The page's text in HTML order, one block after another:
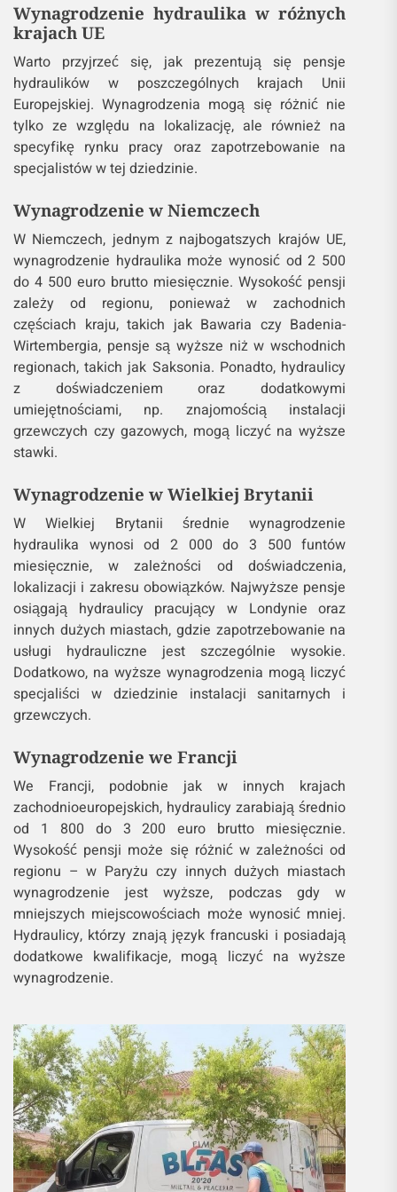
Wynagrodzenie hydraulika w różnych
krajach UE
Warto przyjrzeć się, jak prezentują się pensje
hydraulików w poszczególnych krajach Unii
Europejskiej. Wynagrodzenia mogą się różnić nie
tylko ze względu na lokalizację, ale również na
specyfikę rynku pracy oraz zapotrzebowanie na
specjalistów w tej dziedzinie.
Wynagrodzenie w Niemczech
W Niemczech, jednym z najbogatszych krajów UE,
wynagrodzenie hydraulika może wynosić od 2 500
do 4 500 euro brutto miesięcznie. Wysokość pensji
zależy od regionu, ponieważ w zachodnich
częściach kraju, takich jak Bawaria czy Badenia-
Wirtembergia, pensje są wyższe niż w wschodnich
regionach, takich jak Saksonia. Ponadto, hydraulicy
z doświadczeniem oraz dodatkowymi
umiejętnościami, np. znajomością instalacji
grzewczych czy gazowych, mogą liczyć na wyższe
stawki.
Wynagrodzenie w Wielkiej Brytanii
W Wielkiej Brytanii średnie wynagrodzenie
hydraulika wynosi od 2 000 do 3 500 funtów
miesięcznie, w zależności od doświadczenia,
lokalizacji i zakresu obowiązków. Najwyższe pensje
osiągają hydraulicy pracujący w Londynie oraz
innych dużych miastach, gdzie zapotrzebowanie na
usługi hydrauliczne jest szczególnie wysokie.
Dodatkowo, na wyższe wynagrodzenia mogą liczyć
specjaliści w dziedzinie instalacji sanitarnych i
grzewczych.
Wynagrodzenie we Francji
We Francji, podobnie jak w innych krajach
zachodnioeuropejskich, hydraulicy zarabiają średnio
od 1 800 do 3 200 euro brutto miesięcznie.
Wysokość pensji może się różnić w zależności od
regionu – w Paryżu czy innych dużych miastach
wynagrodzenie jest wyższe, podczas gdy w
mniejszych miejscowościach może wynosić mniej.
Hydraulicy, którzy znają język francuski i posiadają
dodatkowe kwalifikacje, mogą liczyć na wyższe
wynagrodzenie.